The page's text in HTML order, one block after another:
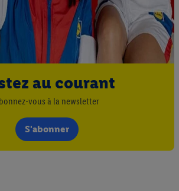
au courant
vous à la newsletter
S'abonner